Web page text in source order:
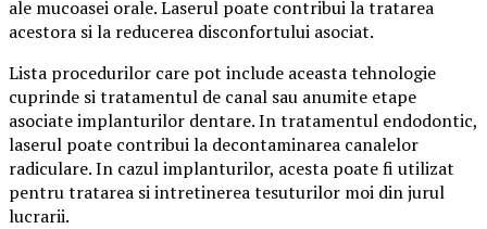
ale mucoasei orale. Laserul poate contribui la tratarea
acestora si la reducerea disconfortului asociat.
Lista procedurilor care pot include aceasta tehnologie
cuprinde si tratamentul de canal sau anumite etape
asociate implanturilor dentare. In tratamentul endodontic,
laserul poate contribui la decontaminarea canalelor
radiculare. In cazul implanturilor, acesta poate fi utilizat
pentru tratarea si intretinerea tesuturilor moi din jurul
lucrarii.